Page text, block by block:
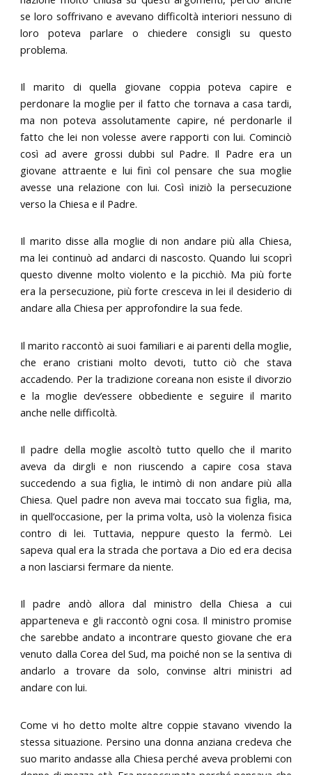
se loro soffrivano e avevano difficoltà interiori nessuno di
loro poteva parlare o chiedere consigli su questo
problema.
Il marito di quella giovane coppia poteva capire e
perdonare la moglie per il fatto che tornava a casa tardi,
ma non poteva assolutamente capire, né perdonarle il
fatto che lei non volesse avere rapporti con lui. Cominciò
così ad avere grossi dubbi sul Padre. Il Padre era un
giovane attraente e lui finì col pensare che sua moglie
avesse una relazione con lui. Così iniziò la persecuzione
verso la Chiesa e il Padre.
Il marito disse alla moglie di non andare più alla Chiesa,
ma lei continuò ad andarci di nascosto. Quando lui scoprì
questo divenne molto violento e la picchiò. Ma più forte
era la persecuzione, più forte cresceva in lei il desiderio di
andare alla Chiesa per approfondire la sua fede.
Il marito raccontò ai suoi familiari e ai parenti della moglie,
che erano cristiani molto devoti, tutto ciò che stava
accadendo. Per la tradizione coreana non esiste il divorzio
e la moglie dev’essere obbediente e seguire il marito
anche nelle difficoltà.
Il padre della moglie ascoltò tutto quello che il marito
aveva da dirgli e non riuscendo a capire cosa stava
succedendo a sua figlia, le intimò di non andare più alla
Chiesa. Quel padre non aveva mai toccato sua figlia, ma,
in quell’occasione, per la prima volta, usò la violenza fisica
contro di lei. Tuttavia, neppure questo la fermò. Lei
sapeva qual era la strada che portava a Dio ed era decisa
a non lasciarsi fermare da niente.
Il padre andò allora dal ministro della Chiesa a cui
apparteneva e gli raccontò ogni cosa. Il ministro promise
che sarebbe andato a incontrare questo giovane che era
venuto dalla Corea del Sud, ma poiché non se la sentiva di
andarlo a trovare da solo, convinse altri ministri ad
andare con lui.
Come vi ho detto molte altre coppie stavano vivendo la
stessa situazione. Persino una donna anziana credeva che
suo marito andasse alla Chiesa perché aveva problemi con